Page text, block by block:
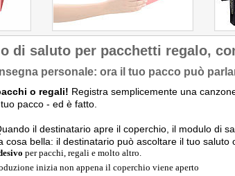
di saluto per pacchetti regalo,
personale: ora il tuo pacco può
o regali! Registra semplicemente una
pacco - ed è fatto.
il destinatario apre il coperchio, il modulo di
cosa bella: il destinatario può ascoltare il tuo saluto
per pacchi, regali e molto altro.
inizia non appena il coperchio viene aperto